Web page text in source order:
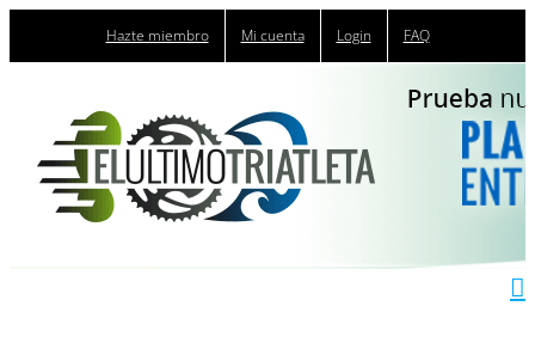
Hazte miembro Mi cuenta Login FAQ